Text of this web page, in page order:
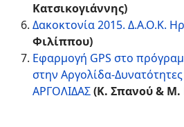
Κατσικογιάννης)
Δακοκτονία 2015. Δ.Α.Ο.Κ.
Φιλίππου)
Εφαρμογή GPS στο
στην Αργολίδα-
ΑΡΓΟΛΙΔΑΣ(Κ. Σπανού & Μ.